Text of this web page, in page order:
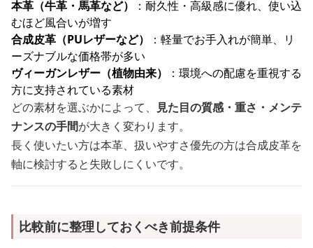
本革（牛革・馬革など）
：耐久性・高級感に優れ、使い込
むほど風合いが増す
合成皮革（PUレザーなど）
：軽量でお手入れが簡単、リ
ーズナブルな価格帯が多い
ヴィーガンレザー（植物由来）
：環境への配慮を重視する
方に支持されている素材
どの素材を選ぶかによって、
見た目の質感・重さ・メンテ
ナンスの手間が大きく変わります。
長く使いたい方は本革、扱いやすさ優先の方は合成皮革を
軸に検討すると失敗しにくいです。
比較前に整理しておくべき前提条件